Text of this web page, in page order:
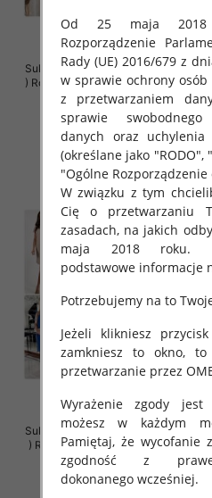
Sukienki damskie (Polska produkt
) Roz Standard , Mix Kolor Paczka
5 szt
40.00 zł
szczegóły
Sukienki damskie (Polska produkt
) Roz 38-48, Mix Kolor Paczka 5
szt
39.00 zł
Od 25 maja 2018
Rozporządzenie
Rady (UE) 2016/679 z
w sprawie ochrony osób
z przetwarzaniem
sprawie
danych oraz uchylenia
(określane jako "RODO",
"Ogólne
W związku z tym
Cię o przetwarzaniu
zasadach, na jakich
maja 2018 roku.
podstawowe informacje
Potrzebujemy na to
Jeżeli klikniesz
zamkniesz to okno,
przetwarzanie przez
Wyrażenie zgody jest
możesz w każdym
Pamiętaj, że wycofanie
zgodność z
dokonanego wcześniej.